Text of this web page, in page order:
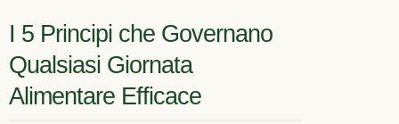
I 5 Principi che Governano
Qualsiasi Giornata
Alimentare Efficace